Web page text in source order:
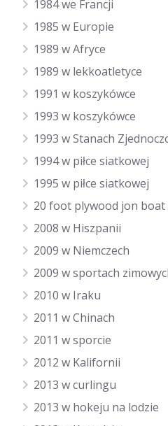
1984 we Francji
1985 w Europie
1989 w Afryce
1989 w lekkoatletyce
1991 w koszykówce
1993 w koszykówce
1993 w Stanach
1994 w piłce siatkowej
1995 w piłce siatkowej
20 foot plywood jon boat
2008 w Hiszpanii
2009 w Niemczech
2009 w sportach
2010 w Iraku
2011 w Chinach
2011 w sporcie
2012 w Kalifornii
2013 w curlingu
2013 w hokeju na lodzie